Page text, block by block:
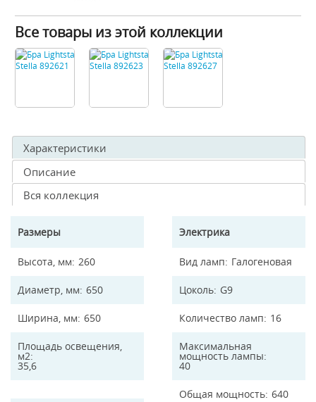
Все товары из этой коллекции
Характеристики
Описание
Вся коллекция
Размеры
Высота, мм 260
Диаметр, мм 650
Ширина, мм 650
Площадь освещения,
м2
35,6
Электрика
Вид ламп Галогеновая
Цоколь G9
Количество ламп 16
Максимальная
мощность лампы
40
Общая мощность 640